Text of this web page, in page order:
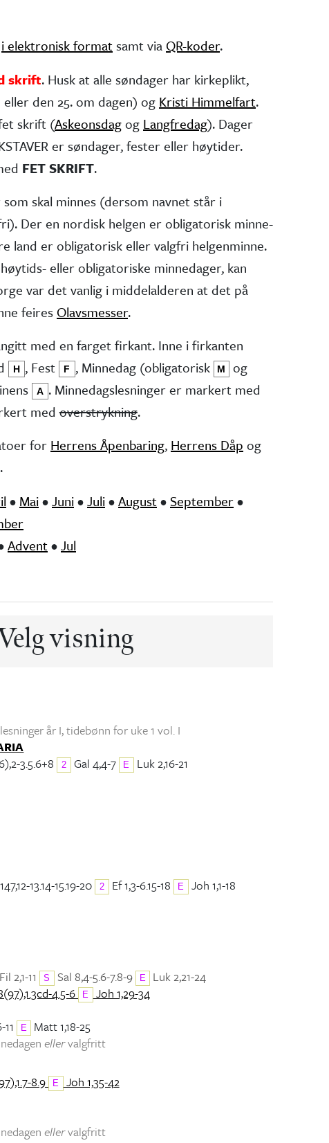
i elektronisk formatsamt via QR-koder.
skrift. Husk at alle søndager har kirke­plikt,
den 25. om dagen) og Kristi Himmelfart.
skrift (Askeonsdagog Langfredag). Dager
er søndager, fester eller høytider.
FET SKRIFT.
skal minnes (dersom navnet står i
Der en nordisk helgen er obliga­torisk minne­
land er obliga­torisk eller valgfri helgen­minne.
eller obliga­toriske minne­dager, kan
var det vanlig i middel­alderen at det på
feires Olavsmesser.
med en farget firkant. Inne i firkanten
H , Fest F , Minne­dag (obliga­torisk M
og
A . Minnedags­lesninger er markert med
medoverstrykning.
for Herrens Åpenbaring, Herrens Dåp og
.
• Mai•Juni•Juli•August• September•
Advent•Jul
visning
år I, tidebønn for uke 1 vol. I
3.5.6+8 2 Gal 4,4-7 E
Luk 2,16-21
13.14-15.19-20 2 Ef 1,3-6.15-18 E
Joh 1,1-18
Fil 2,1-11 S Sal 8,4-5.6-7.8-9 E Luk 2,21-24
4.5-6 E
Joh 1,29-34
E
Matt 1,18-25
ellervalgfritt
8.9 E
Joh 1,35-42
ellervalgfritt